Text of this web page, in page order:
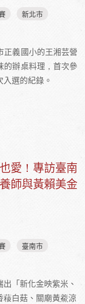
新北市
正義國小的王湘芸營
的辦桌料理，首次參
選的紀錄。
湘芸營養師與陳志
愛！專訪臺南
師與黃賴美金
臺南市
「新化金映紫米、
白菇、關廟黃鯗涼